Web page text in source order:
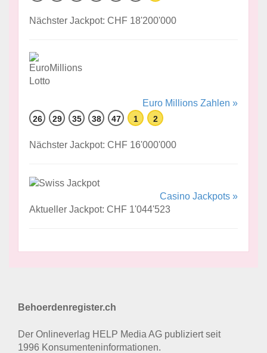
Nächster Jackpot: CHF 18'200'000
Euro Millions Zahlen »
26 29 35 38 47 1 2
Nächster Jackpot: CHF 16'000'000
Casino Jackpots »
Aktueller Jackpot: CHF 1'044'523
Behoerdenregister.ch
Der Onlineverlag HELP Media AG publiziert seit
1996 Konsumenten­informationen.